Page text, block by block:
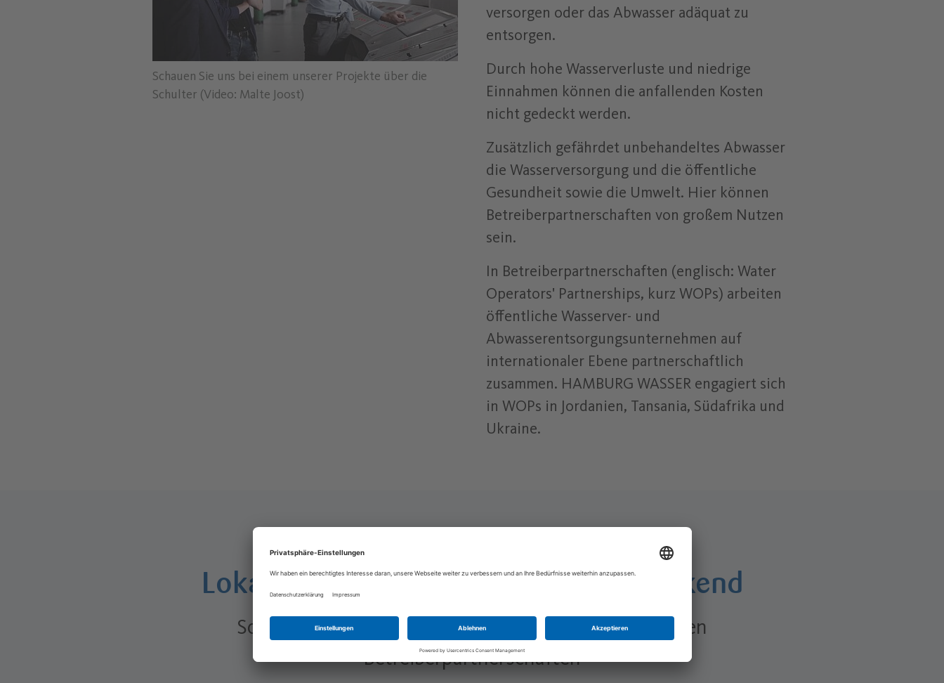
Schauen Sie uns bei einem unserer Projekte über die
Schulter (Video: Malte Joost)
versorgen oder das Abwasser adäquat zu
entsorgen.
Durch hohe Wasserverluste und niedrige
Einnahmen können die anfallenden Kosten
nicht gedeckt werden.
Zusätzlich gefährdet unbehandeltes Abwasser
die Wasserversorgung und die öffentliche
Gesundheit sowie die Umwelt. Hier können
Betreiberpartnerschaften von großem Nutzen
sein.
In Betreiberpartnerschaften (englisch: Water
Operators' Partnerships, kurz WOPs) arbeiten
öffentliche Wasserver- und
Abwasserentsorgungsunternehmen auf
internationaler Ebene partnerschaftlich
zusammen. HAMBURG WASSER engagiert sich
in WOPs in Jordanien, Tansania, Südafrika und
Ukraine.
Lokal, auf Augenhöhe und kostendeckend
So funktioniert die Zusammenarbeit in internationalen
Betreiberpartnerschaften